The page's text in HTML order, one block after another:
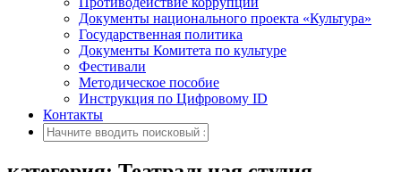
Документы национального проекта «Культура»
Государственная политика
Документы Комитета по культуре
Фестивали
Методическое пособие
Инструкция по Цифровому ID
Контакты